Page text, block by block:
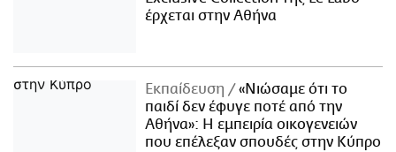
έρχεται στην Αθήνα
Εκπαίδευση
«Νιώσαμε ότι το
παιδί δεν έφυγε ποτέ από την
Αθήνα»: Η εμπειρία οικογενειών
που επέλεξαν σπουδές στην Κύπρο